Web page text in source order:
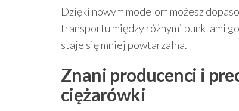
Dzięki nowym modelom możesz
transportu między różnymi punktami
staje się mniej powtarzalna.
Znani producenci i
ciężarówki